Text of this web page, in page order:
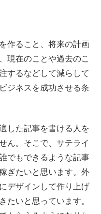
作ること、将来の計画
現在のことや過去のこ
するなどして減らして
ジネスを成功させる条
した記事を書ける人を
ん。そこで、サテライ
でもできるような記事
ぎたいと思います。外
デザインして作り上げ
たいと思っています。